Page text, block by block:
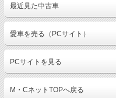
最近見た中古車
愛車を売る（PCサイト）
PCサイトを見る
M・CネットTOPへ戻る